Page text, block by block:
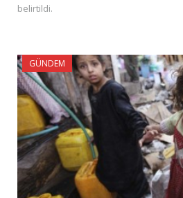
belirtildi.
GÜNDEM